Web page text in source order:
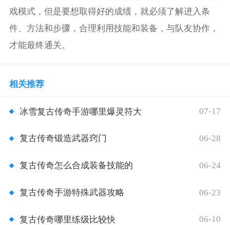
戏模式，但是要想取得好的成绩，就必须了解进入条
件、方法和步骤，合理利用技能和装备，与队友协作，
才能最终通关。
相关推荐
冰雪复古传奇手游哪里爆灵符大 07-17
复古传奇锻造武器窍门 06-28
复古传奇怎么合成装备技能的 06-24
复古传奇手游特殊武器攻略 06-23
复古传奇哪里练级比较快 06-10